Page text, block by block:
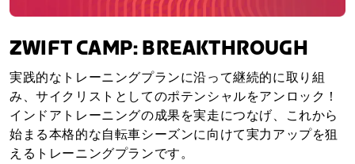
ZWIFT CAMP: BREAKTHROUGH
実践的なトレーニングプランに沿って継続的に取り組
み、サイクリストとしてのポテンシャルをアンロック！
インドアトレーニングの成果を実走につなげ、これから
始まる本格的な自転車シーズンに向けて実力アップを狙
えるトレーニングプランです。